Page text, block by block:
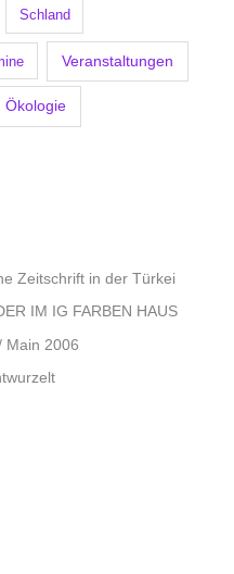
Schland
Veranstaltungen
Ökologie
Zeitschrift in der Türkei
IM IG FARBEN HAUS
Main 2006